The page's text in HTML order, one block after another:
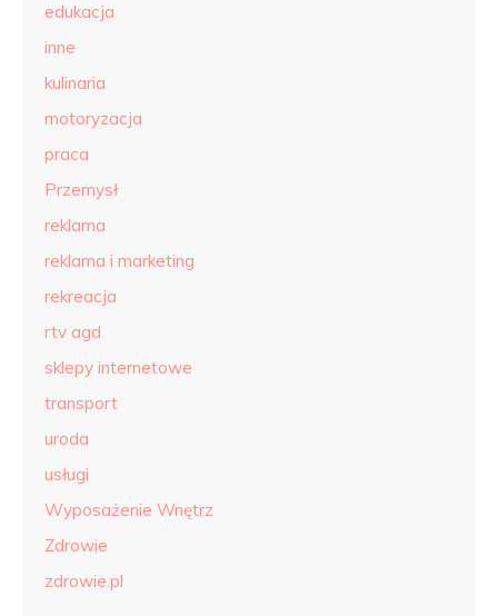
edukacja
inne
kulinaria
motoryzacja
praca
Przemysł
reklama
reklama i marketing
rekreacja
rtv agd
sklepy internetowe
transport
uroda
usługi
Wyposażenie Wnętrz
Zdrowie
zdrowie.pl